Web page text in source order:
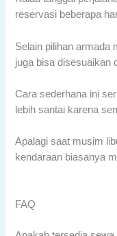
reservasi beberapa
Selain pilihan armada
juga bisa disesuaikan
Cara sederhana ini
lebih santai karena
Apalagi saat musim
kendaraan biasanya
FAQ